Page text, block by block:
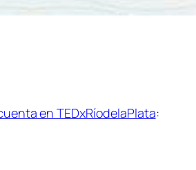
en TEDxRíodelaPlata: